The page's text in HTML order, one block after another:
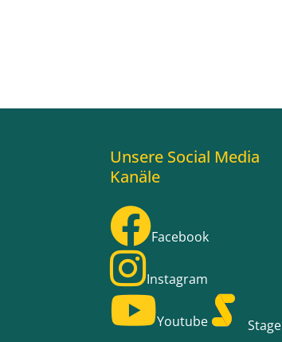
Unsere Social Media
Kanäle
Facebook
Instagram
Youtube Stage